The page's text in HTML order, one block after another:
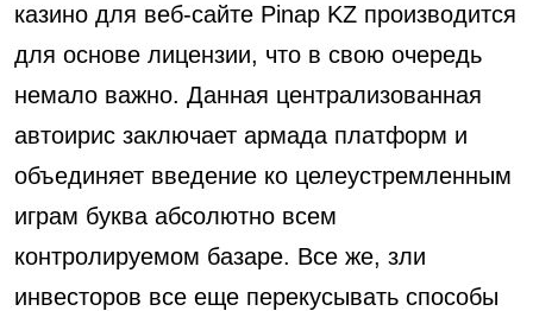
казино для веб-сайте Pinap KZ производится
для основе лицензии, что в свою очередь
немало важно. Данная централизованная
автоирис заключает армада платформ и
объединяет введение ко целеустремленным
играм буква абсолютно всем
контролируемом базаре. Все же, зли
инвесторов все еще перекусывать способы